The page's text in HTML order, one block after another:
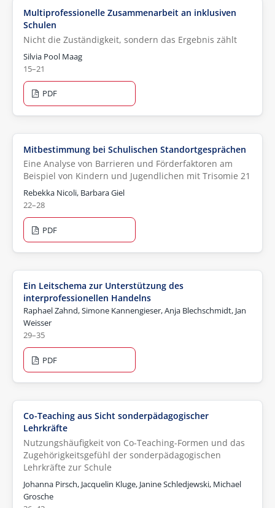
Multiprofessionelle Zusammenarbeit an inklusiven
Schulen
Nicht die Zuständigkeit, sondern das Ergebnis zählt
Silvia Pool Maag
15–21
PDF
Mitbestimmung bei Schulischen Standortgesprächen
Eine Analyse von Barrieren und Förderfaktoren am
Beispiel von Kindern und Jugendlichen mit Trisomie 21
Rebekka Nicoli, Barbara Giel
22–28
PDF
Ein Leitschema zur Unterstützung des
interprofessionellen Handelns
Raphael Zahnd, Simone Kannengieser, Anja Blechschmidt, Jan
Weisser
29–35
PDF
Co-Teaching aus Sicht sonderpädagogischer
Lehrkräfte
Nutzungshäufigkeit von Co-Teaching-Formen und das
Zugehörigkeitsgefühl der sonderpädagogischen
Lehrkräfte zur Schule
Johanna Pirsch, Jacquelin Kluge, Janine Schledjewski, Michael
Grosche